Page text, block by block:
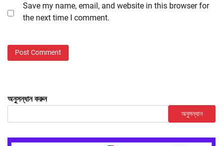
Save my name, email, and website in this browser for
the next time I comment.
অনুসন্ধান করুন
অনুসন্ধান